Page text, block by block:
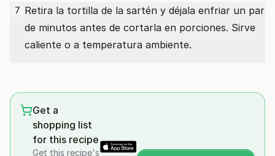
7 Retira la tortilla de la sartén y déjala enfriar un par
de minutos antes de cortarla en porciones. Sirve
caliente o a temperatura ambiente.
Get a
shopping list
for this recipe
Get this recipe's